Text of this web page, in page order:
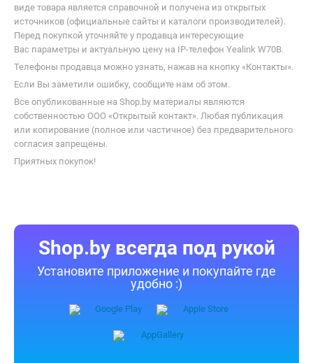
виде товара является справочной и получена из открытых
источников (официальные сайты и каталоги производителей).
Перед покупкой уточняйте у продавца интересующие
Вас параметры и актуальную цену на IP-телефон Yealink W70B.
Телефоны продавца можно узнать, нажав на кнопку «Контакты».
Если Вы заметили ошибку, сообщите нам об этом.
Все опубликованные на Shop.by материалы являются
собственностью ООО «Открытый контакт». Любая публикация
или копирование (полное или частичное) без предварительного
согласия запрещены.
Приятных покупок!
Shop.by всегда под рукой
Установите приложение и покупайте где
удобно :)